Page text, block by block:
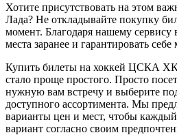
Хотите присутствовать на этом
Лада? Не откладывайте покупку
момент. Благодаря нашему сервису
места заранее и гарантировать
Купить билеты на хоккей ЦСКА ХК
стало проще простого. Просто
нужную вам встречу и выберите
доступного ассортимента. Мы
варианты цен и мест, чтобы
вариант согласно своим